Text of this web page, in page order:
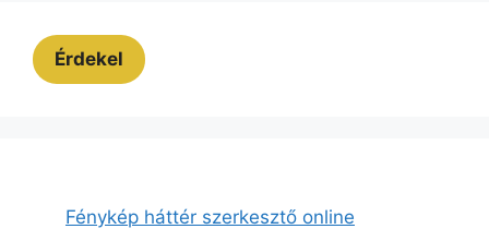
Érdekel
Fénykép háttér szerkesztő online